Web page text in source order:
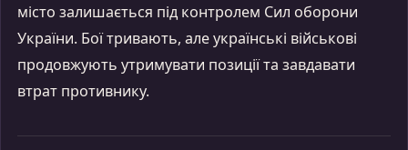
місто залишається під контролем Сил оборони
України. Бої тривають, але українські військові
продовжують утримувати позиції та завдавати
втрат противнику.